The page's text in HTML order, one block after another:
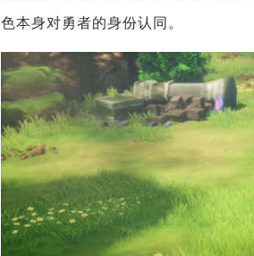
色本身对勇者的身份认同。